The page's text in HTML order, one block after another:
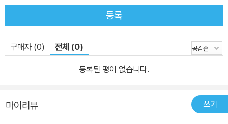
간을 관찰할 수 있는 언어가 있다. 바로 ‘신조어’와 ‘번역어’이다. 우리
는 지금 일상을 살면서 흔히 ‘과학적’으로 사고한다. “??는 과학이
‘인공’을 구분하고, ‘과학기술’을 통해 만들어진 현대 문명을 누린다.
‘공룡’이라고 말할 때 티라노사우루스 렉스를 비롯한 다들 알법한 비
언제부터 우리는 ‘과학’이라는 단어에 ‘과학적’인 성격을 부여했을
등록
구매자 (0) 전체 (0)
등록된 평이 없습니다.
마이리뷰 쓰기